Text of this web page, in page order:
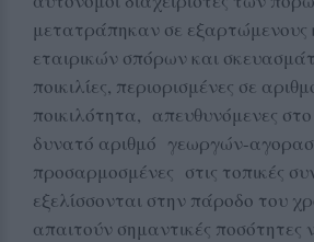
μετατράπηκαν σε
εταιρικών σπόρων και
ποικιλίες, περιορισμένες σε
ποικιλότητα, απευθυνόμενες
δυνατό αριθμό γεωργών-
προσαρμοσμένες στις τοπικές
εξελίσσονται στην πάροδο του
απαιτούν σημαντικές ποσότητες